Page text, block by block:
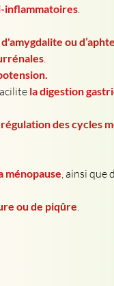
inflammatoires
ou d’aphte
la digestion
régulation des cycles
ménopause , ainsi
ou de piqûre